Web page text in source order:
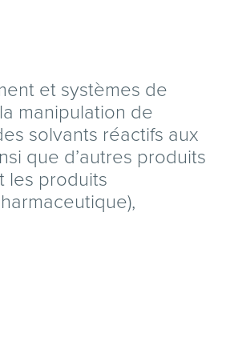
et systèmes de
manipulation de
solvants réactifs aux
que d’autres produits
les produits